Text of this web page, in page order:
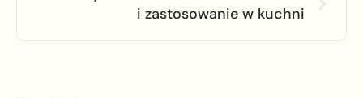
i zastosowanie w kuchni